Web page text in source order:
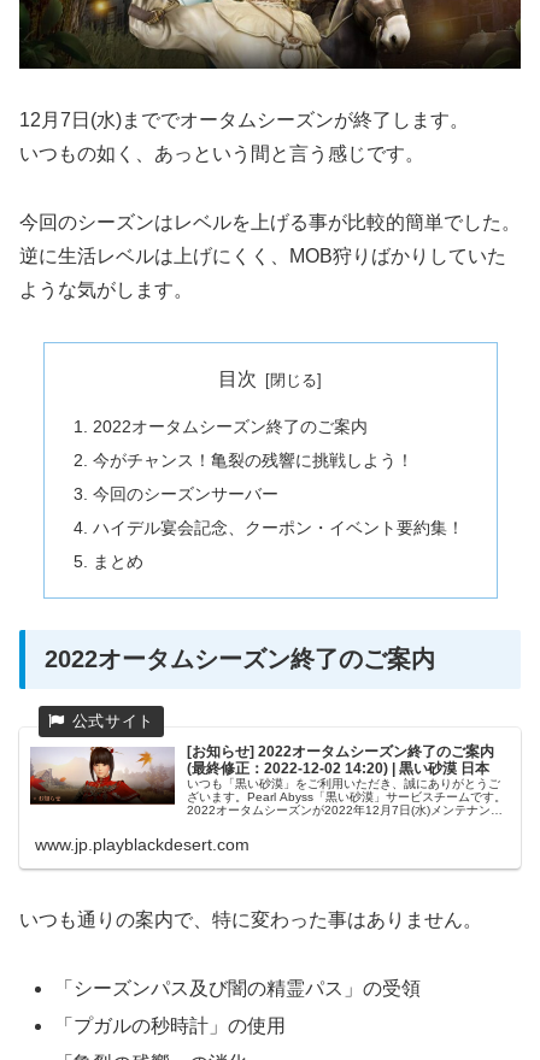
12月7日(水)まででオータムシーズンが終了します。
いつもの如く、あっという間と言う感じです。
今回のシーズンはレベルを上げる事が比較的簡単でした。
逆に生活レベルは上げにくく、MOB狩りばかりしていた
ような気がします。
目次
2022オータムシーズン終了のご案内
今がチャンス！亀裂の残響に挑戦しよう！
今回のシーズンサーバー
ハイデル宴会記念、クーポン・イベント要約集！
まとめ
2022オータムシーズン終了のご案内
[お知らせ] 2022オータムシーズン終了のご案内
(最終修正：2022-12-02 14:20) | 黒い砂漠 日本
いつも「黒い砂漠」をご利用いただき、誠にありがとうご
ざいます。Pearl Abyss「黒い砂漠」サービスチームです。
2022オータムシーズンが2022年12月7日(水)メンテナンス
www.jp.playblackdesert.com
いつも通りの案内で、特に変わった事はありません。
「シーズンパス及び闇の精霊パス」の受領
「プガルの秒時計」の使用